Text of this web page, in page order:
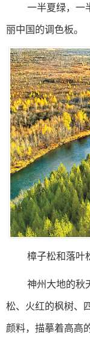
一半夏绿，一
丽中国的调色板。
樟子松和落叶
神州大地的秋
松、火红的枫树、
颜料，描摹着高高